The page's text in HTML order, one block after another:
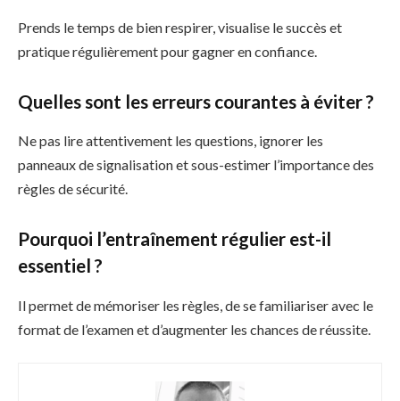
Prends le temps de bien respirer, visualise le succès et
pratique régulièrement pour gagner en confiance.
Quelles sont les erreurs courantes à éviter ?
Ne pas lire attentivement les questions, ignorer les
panneaux de signalisation et sous-estimer l’importance des
règles de sécurité.
Pourquoi l’entraînement régulier est-il
essentiel ?
Il permet de mémoriser les règles, de se familiariser avec le
format de l’examen et d’augmenter les chances de réussite.